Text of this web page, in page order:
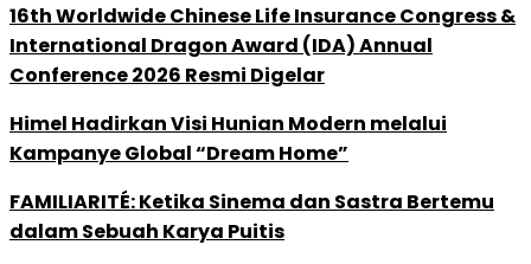
16th Worldwide Chinese Life Insurance Congress &
International Dragon Award (IDA) Annual
Conference 2026 Resmi Digelar
Himel Hadirkan Visi Hunian Modern melalui
Kampanye Global “Dream Home”
FAMILIARITÉ: Ketika Sinema dan Sastra Bertemu
dalam Sebuah Karya Puitis